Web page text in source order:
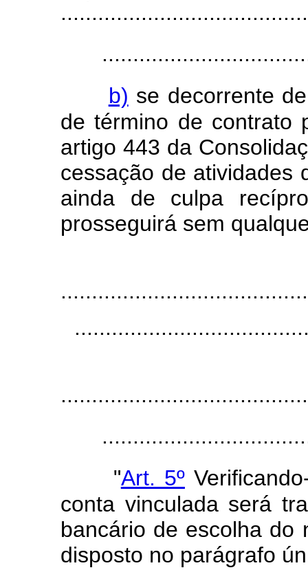
b) se decorrente
de término de contrato
artigo 443 da
cessação de atividades
ainda de culpa
prosseguirá sem
"Art. 5º
conta vinculada será
bancário de escolha do
disposto no parágrafo